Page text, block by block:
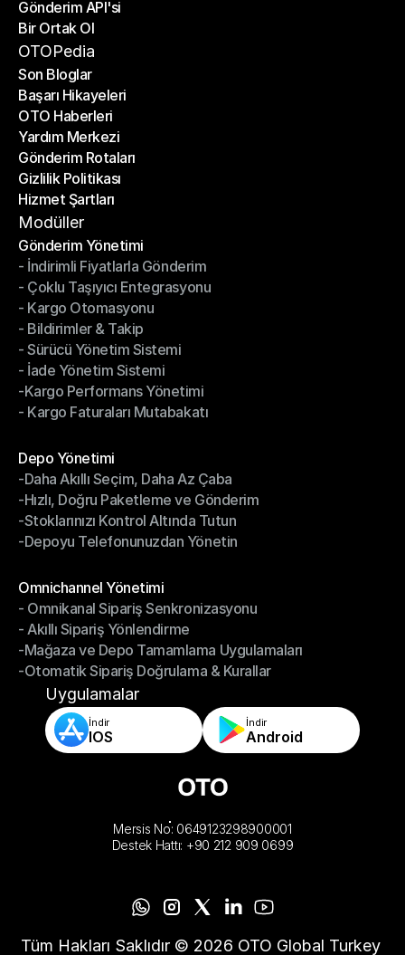
E-Ticaret Platformları
Gönderim API'si
Gönderim API'si
Bir Ortak Ol
Bir Ortak Ol
OTOPedia
Son Bloglar
Son Bloglar
Başarı Hikayeleri
Başarı Hikayeleri
OTO Haberleri
OTO Haberleri
Yardım Merkezi
Yardım Merkezi
Gönderim Rotaları
Gönderim Rotaları
Gizlilik Politikası
Gizlilik Politikası
Hizmet Şartları
Hizmet Şartları
Modüller
Gönderim Yönetimi
Gönderim Yönetimi
- İndirimli Fiyatlarla Gönderim
- İndirimli Fiyatlarla Gönderim
- Çoklu Taşıyıcı Entegrasyonu
- Çoklu Taşıyıcı Entegrasyonu
- Kargo Otomasyonu
- Kargo Otomasyonu
- Bildirimler & Takip
- Bildirimler & Takip
- Sürücü Yönetim Sistemi
- Sürücü Yönetim Sistemi
- İade Yönetim Sistemi
- İade Yönetim Sistemi
-Kargo Performans Yönetimi
-Kargo Performans Yönetimi
- Kargo Faturaları Mutabakatı
Depo Yönetimi
Depo Yönetimi
-Daha Akıllı Seçim, Daha Az Çaba
-Daha Akıllı Seçim, Daha Az Çaba
-Hızlı, Doğru Paketleme ve Gönderim
-Hızlı, Doğru Paketleme ve Gönderim
-Stoklarınızı Kontrol Altında Tutun
-Stoklarınızı Kontrol Altında Tutun
-Depoyu Telefonunuzdan Yönetin
Omnichannel Yönetimi
Omnichannel Yönetimi
- Omnikanal Sipariş Senkronizasyonu
- Omnikanal Sipariş Senkronizasyonu
- Akıllı Sipariş Yönlendirme
- Akıllı Sipariş Yönlendirme
-Mağaza ve Depo Tamamlama Uygulamaları
-Mağaza ve Depo Tamamlama Uygulamaları
-Otomatik Sipariş Doğrulama & Kurallar
-Otomatik Sipariş Doğrulama & Kurallar
Uygulamalar
İndir
IOS
İndir
Android
Mersis No: 0649123298900001
Destek Hattı: +90 212 909 0699
Tüm Hakları Saklıdır © 2026 OTO Global Turkey